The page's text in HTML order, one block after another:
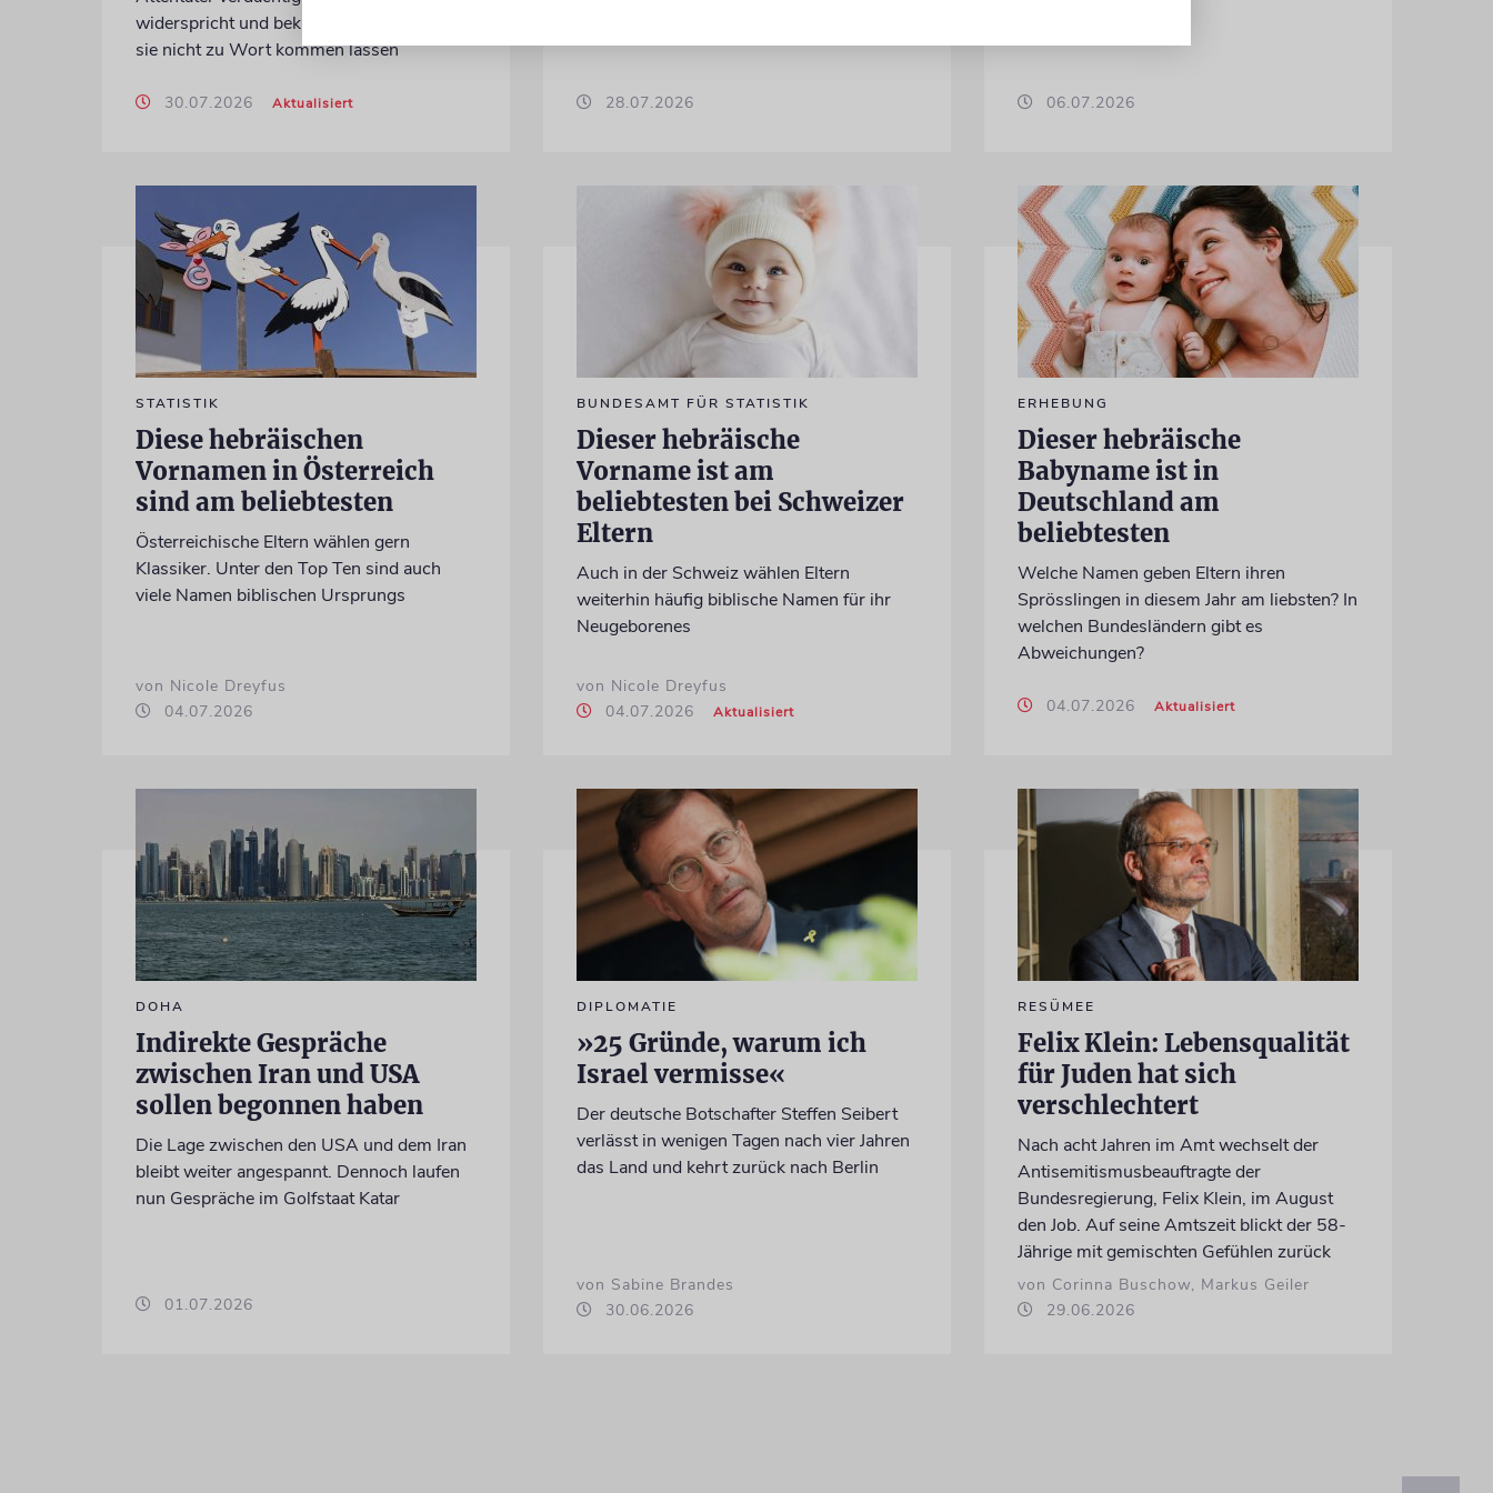
widerspricht und beklagt, die Zeitung habe
sie nicht zu Wort kommen lassen
30.07.2026 Aktualisiert 28.07.2026 06.07.2026
STATISTIK
Diese hebräischen
Vornamen in Österreich
sind am beliebtesten
Österreichische Eltern wählen gern
Klassiker. Unter den Top Ten sind auch
viele Namen biblischen Ursprungs
von Nicole Dreyfus
04.07.2026
BUNDESAMT FÜR STATISTIK
Dieser hebräische
Vorname ist am
beliebtesten bei Schweizer
Eltern
Auch in der Schweiz wählen Eltern
weiterhin häufig biblische Namen für ihr
Neugeborenes
von Nicole Dreyfus
04.07.2026
Aktualisiert
ERHEBUNG
Dieser hebräische
Babyname ist in
Deutschland am
beliebtesten
Welche Namen geben Eltern ihren
Sprösslingen in diesem Jahr am liebsten? In
welchen Bundesländern gibt es
Abweichungen?
04.07.2026 Aktualisiert
DOHA
Indirekte Gespräche
zwischen Iran und USA
sollen begonnen haben
Die Lage zwischen den USA und dem Iran
bleibt weiter angespannt. Dennoch laufen
nun Gespräche im Golfstaat Katar
01.07.2026
DIPLOMATIE
»25 Gründe, warum ich
Israel vermisse«
Der deutsche Botschafter Steffen Seibert
verlässt in wenigen Tagen nach vier Jahren
das Land und kehrt zurück nach Berlin
von Sabine Brandes
30.06.2026
RESÜMEE
Felix Klein: Lebensqualität
für Juden hat sich
verschlechtert
Nach acht Jahren im Amt wechselt der
Antisemitismusbeauftragte der
Bundesregierung, Felix Klein, im August
den Job. Auf seine Amtszeit blickt der 58-
Jährige mit gemischten Gefühlen zurück
von Corinna Buschow, Markus Geiler
29.06.2026